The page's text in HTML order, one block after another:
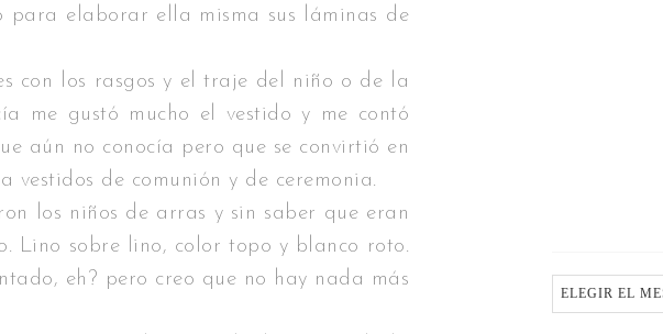
para elaborar ella misma sus láminas de
con los rasgos y el traje del niño o de la
me gustó mucho el vestido y me contó
aún no conocía pero que se convirtió en
vestidos de comunión y de ceremonia.
los niños de arras y sin saber que eran
Lino sobre lino, color topo y blanco roto.
eh? pero creo que no hay nada más